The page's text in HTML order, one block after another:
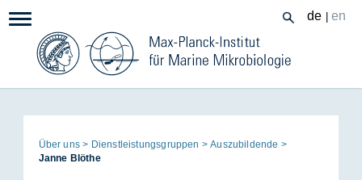
InhaltNavigation: de en
Seitenpfad:
Über uns Dienst­leis­tungs­grup­pen
Aus­zu­bil­den­de
Jan­ne Blö­the